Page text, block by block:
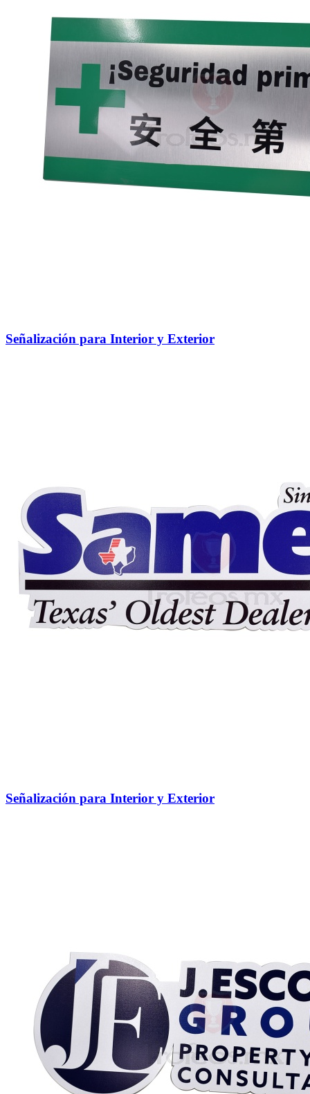
Señalización para Interior y Exterior
Señalización para Interior y Exterior